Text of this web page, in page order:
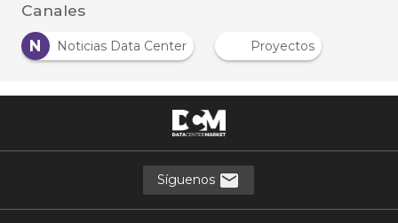
Canales
N
Noticias Data Center Proyectos
Síguenos